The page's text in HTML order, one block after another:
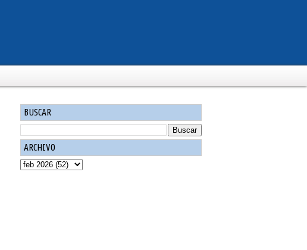
BUSCAR
ARCHIVO